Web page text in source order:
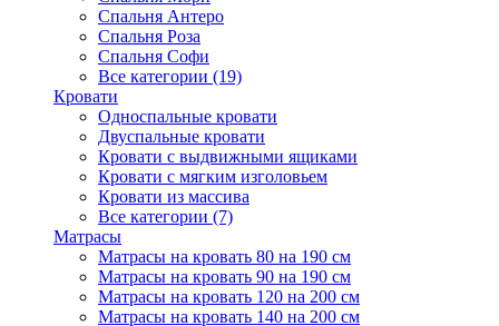
Спальня Антеро
Спальня Роза
Спальня Софи
Все категории (19)
Кровати
Односпальные кровати
Двуспальные кровати
Кровати с выдвижными ящиками
Кровати с мягким изголовьем
Кровати из массива
Все категории (7)
Матрасы
Матрасы на кровать 80 на 190 см
Матрасы на кровать 90 на 190 см
Матрасы на кровать 120 на 200 см
Матрасы на кровать 140 на 200 см